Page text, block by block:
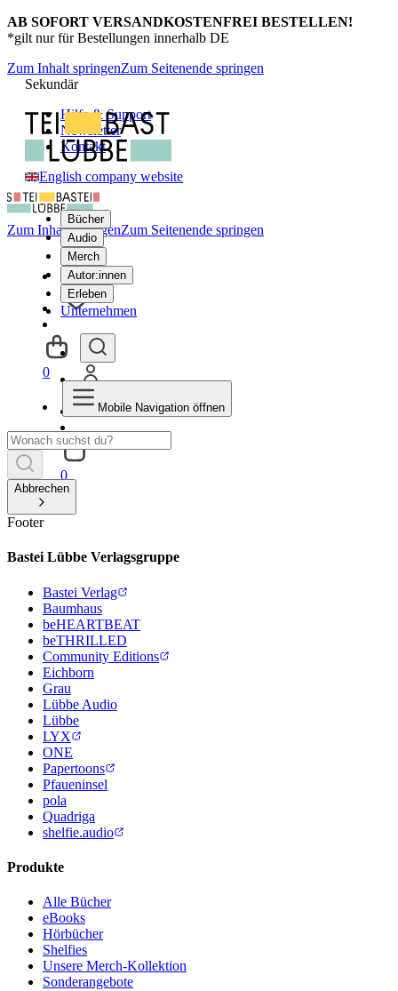
AB SOFORT VERSANDKOSTENFREI BESTELLEN!
*gilt nur für Bestellungen innerhalb DE
Zum Inhalt springenZum Seitenende springen
Sekundär
Hilfe & Support
Newsletter
Kontakt
English company website
Bücher
Audio
Merch
Autor:innen
Erleben
Unternehmen
0
Zum Inhalt springenZum Seitenende springen
0
Mobile Navigation öffnen
Abbrechen
Footer
Bastei Lübbe Verlagsgruppe
Bastei Verlag
Baumhaus
beHEARTBEAT
beTHRILLED
Community Editions
Eichborn
Grau
Lübbe Audio
Lübbe
LYX
ONE
Papertoons
Pfaueninsel
pola
Quadriga
shelfie.audio
Produkte
Alle Bücher
eBooks
Hörbücher
Shelfies
Unsere Merch-Kollektion
Sonderangebote